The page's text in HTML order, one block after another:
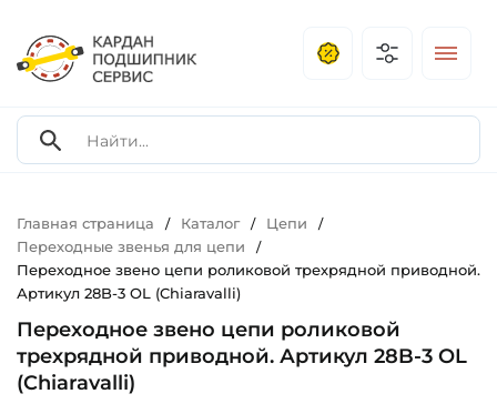
Главная страница / Каталог / Цепи /
Переходные звенья для цепи /
Переходное звено цепи роликовой трехрядной приводной.
Артикул 28B-3 OL (Chiaravalli)
Переходное звено цепи роликовой
трехрядной приводной. Артикул 28B-3 OL
(Chiaravalli)